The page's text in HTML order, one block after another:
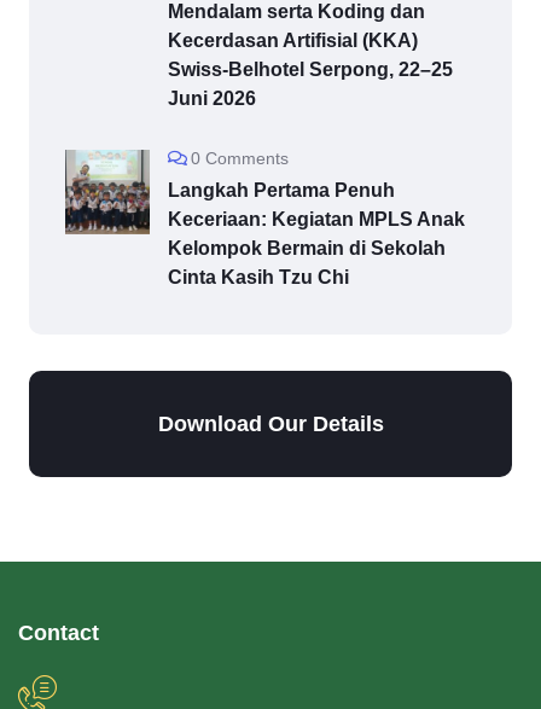
Mendalam serta Koding dan
Kecerdasan Artifisial (KKA)
Swiss-Belhotel Serpong, 22–25
Juni 2026
0 Comments
Langkah Pertama Penuh
Keceriaan: Kegiatan MPLS Anak
Kelompok Bermain di Sekolah
Cinta Kasih Tzu Chi
Download Our Details
Contact